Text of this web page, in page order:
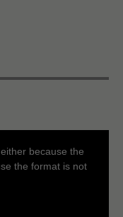
because the
the format is not